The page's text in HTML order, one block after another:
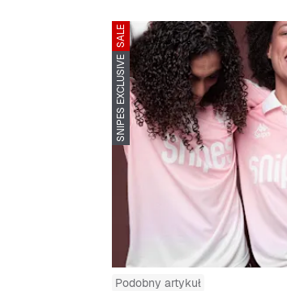
SALE
SNIPES EXCLUSIVE
Podobny artykuł